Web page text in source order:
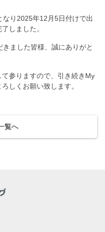
り2025年12月5日付けで出
しました。
ました皆様、誠にありがと
参りますので、引き続きMy
しくお願い致します。
覧へ